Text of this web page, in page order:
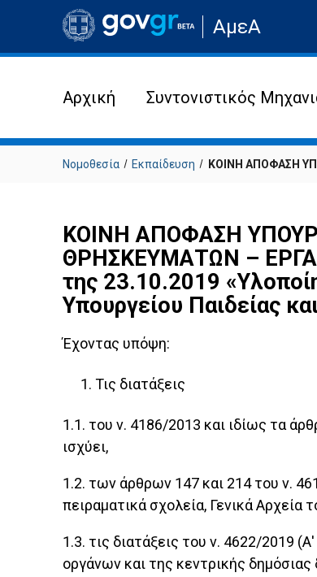
Μετάβαση
στην
σελίδα
ιστότοπου
ΑμεΑ
Αρχική Συντονιστικός
Νομοθεσία Εκπαίδευση ΚΟΙΝΗ ΑΠΟΦΑΣΗ
ΚΟΙΝΗ ΑΠΟΦΑΣΗ
ΘΡΗΣΚΕΥΜΑΤΩΝ –
της 23.10.2019
Υπουργείου Παιδείας
Έχοντας υπόψη:
Τις διατάξεις
1.1. του ν. 4186/2013 και ιδίως τα
ισχύει,
1.2. των άρθρων 147 και 214 του ν.
πειραματικά σχολεία, Γενικά Αρχεία
1.3. τις διατάξεις του ν. 4622/2019
οργάνων και της κεντρικής δημόσιας